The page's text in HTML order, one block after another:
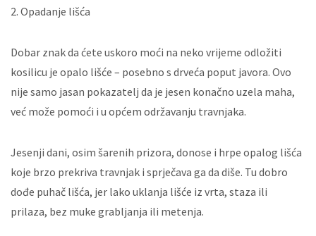
2. Opadanje lišća
Dobar znak da ćete uskoro moći na neko vrijeme odložiti
kosilicu je opalo lišće – posebno s drveća poput javora. Ovo
nije samo jasan pokazatelj da je jesen konačno uzela maha,
već može pomoći i u općem održavanju travnjaka.
Jesenji dani, osim šarenih prizora, donose i hrpe opalog lišća
koje brzo prekriva travnjak i sprječava ga da diše. Tu dobro
dođe puhač lišća, jer lako uklanja lišće iz vrta, staza ili
prilaza, bez muke grabljanja ili metenja.